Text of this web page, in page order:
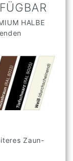
HALBE
Zaun-